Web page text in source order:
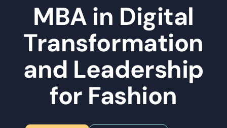
MBA in Digital
Transformation
and Leadership
for Fashion